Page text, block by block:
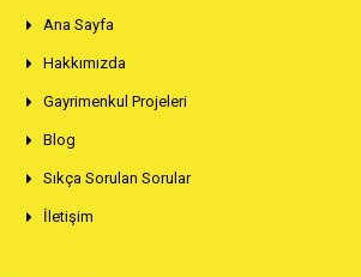
Ana Sayfa
Hakkımızda
Gayrimenkul Projeleri
Blog
Sıkça Sorulan Sorular
İletişim